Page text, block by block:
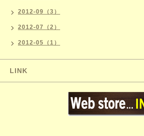
2012-09（3）
2012-07（2）
2012-05（1）
LINK